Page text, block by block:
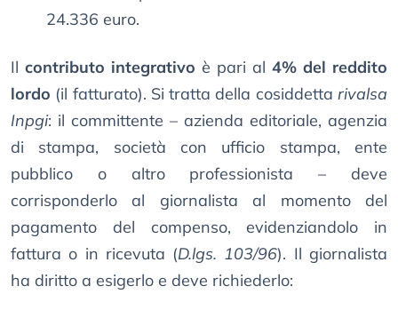
24.336 euro.
Il contributo integrativo è pari al 4% del reddito
lordo (il fatturato). Si tratta della cosiddetta rivalsa
Inpgi: il committente – azienda editoriale, agenzia
di stampa, società con ufficio stampa, ente
pubblico o altro professionista – deve
corrisponderlo al giornalista al momento del
pagamento del compenso, evidenziandolo in
fattura o in ricevuta (D.lgs. 103/96). Il giornalista
ha diritto a esigerlo e deve richiederlo: